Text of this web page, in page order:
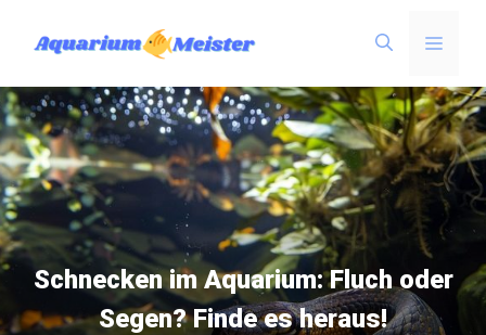
Inhalt
Menü
Schnecken im Aquarium: Fluch oder
Segen? Finde es heraus!